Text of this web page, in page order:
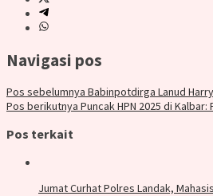
Navigasi pos
Pos sebelumnya Babinpotdirga Lanud
Pos berikutnya Puncak HPN 2025 di
Pos terkait
Jumat Curhat Polres Landak,